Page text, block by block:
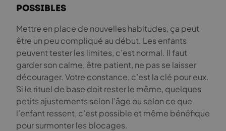
possibles
Mettre en place de nouvelles habitudes, ça peut
être un peu compliqué au début. Les enfants
peuvent tester les limites, c’est normal. Il faut
garder son calme, être patient, ne pas se laisser
décourager. Votre constance, c’est la clé pour eux.
Si le rituel de base doit rester le même, quelques
petits ajustements selon l’âge ou selon ce que
l’enfant ressent, c’est possible et même bénéfique
pour surmonter les blocages.